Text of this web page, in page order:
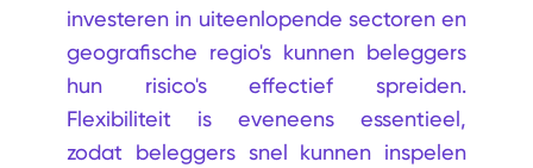
investeren in uiteenlopende sectoren en
geografische regio's kunnen beleggers
hun risico's effectief spreiden.
Flexibiliteit is eveneens essentieel,
zodat beleggers snel kunnen inspelen